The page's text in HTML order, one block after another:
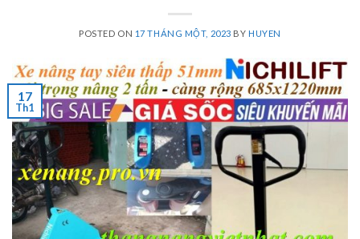
POSTED ON 17 THÁNG MỘT, 2023 BYHUYEN
17
Th1